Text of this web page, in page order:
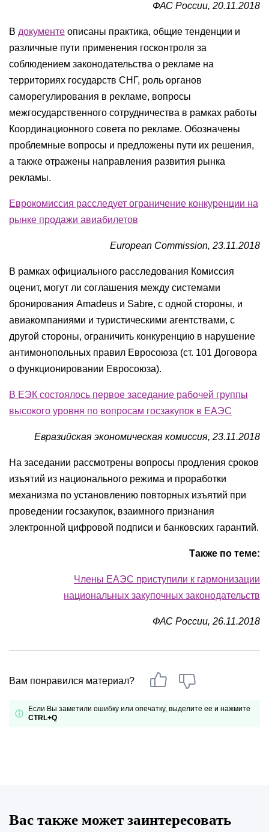
ФАС России, 20.11.2018
В документе описаны практика, общие тенденции и
различные пути применения госконтроля за
соблюдением законодательства о рекламе на
территориях государств СНГ, роль органов
саморегулирования в рекламе, вопросы
межгосударственного сотрудничества в рамках работы
Координационного совета по рекламе. Обозначены
проблемные вопросы и предложены пути их решения,
а также отражены направления развития рынка
рекламы.
Еврокомиссия расследует ограничение конкуренции на
рынке продажи авиабилетов
European Commission, 23.11.2018
В рамках официального расследования Комиссия
оценит, могут ли соглашения между системами
бронирования Amadeus и Sabre, с одной стороны, и
авиакомпаниями и туристическими агентствами, с
другой стороны, ограничить конкуренцию в нарушение
антимонопольных правил Евросоюза (ст. 101 Договора
о функционировании Евросоюза).
В ЕЭК состоялось первое заседание рабочей группы
высокого уровня по вопросам госзакупок в ЕАЭС
Евразийская экономическая комиссия, 23.11.2018
На заседании рассмотрены вопросы продления сроков
изъятий из национального режима и проработки
механизма по установлению повторных изъятий при
проведении госзакупок, взаимного признания
электронной цифровой подписи и банковских гарантий.
Также по теме:
Члены ЕАЭС приступили к гармонизации
национальных закупочных законодательств
ФАС России, 26.11.2018
Вам понравился материал?
Если Вы заметили ошибку или опечатку, выделите ее и нажмите
CTRL+Q
Вас также может заинтересовать